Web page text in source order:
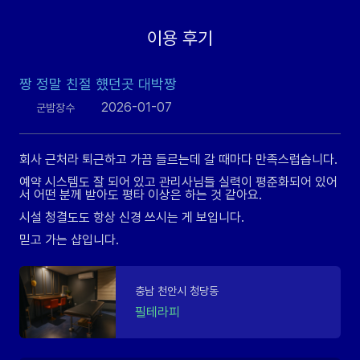
이용 후기
짱 정말 친절 헀던곳 대박짱
군밤장수 2026-01-07
회사 근처라 퇴근하고 가끔 들르는데 갈 때마다 만족스럽습니다.
예약 시스템도 잘 되어 있고 관리사님들 실력이 평준화되어 있어
서 어떤 분께 받아도 평타 이상은 하는 것 같아요.
시설 청결도도 항상 신경 쓰시는 게 보입니다.
믿고 가는 샵입니다.
충남 천안시 청당동
필테라피